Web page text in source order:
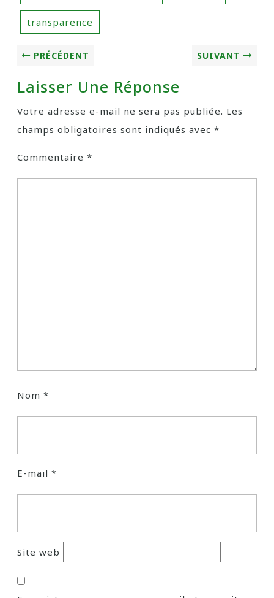
transparence
PRÉCÉDENT SUIVANT
Laisser Une Réponse
Votre adresse e-mail ne sera pas publiée. Les
champs obligatoires sont indiqués avec *
Commentaire *
Nom *
E-mail *
Site web